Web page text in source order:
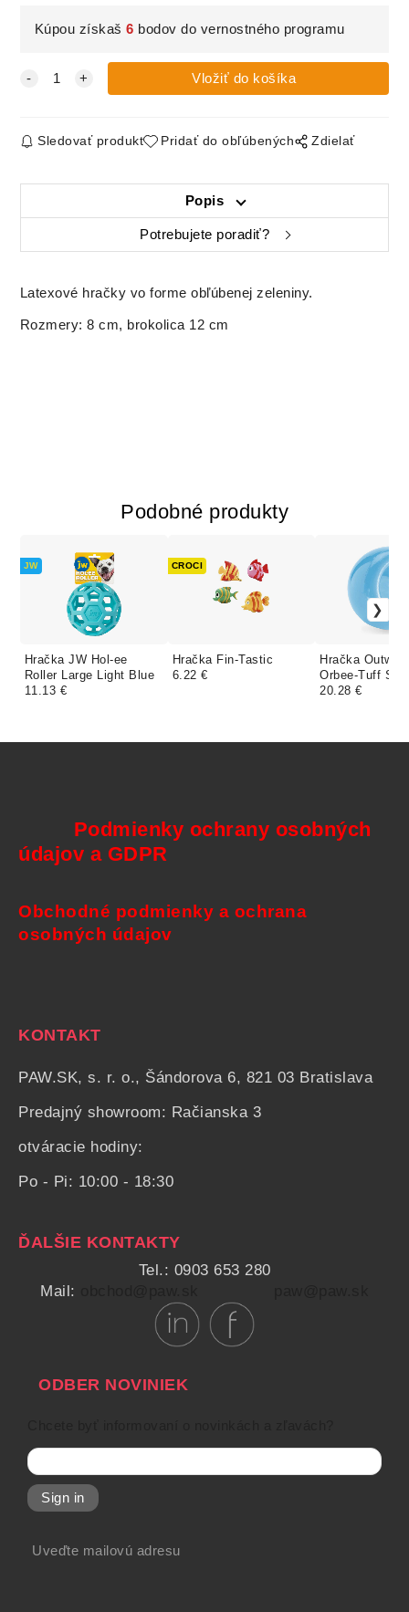
Kúpou získaš6 bodov do vernostného programu
Sledovať produkt Pridať do obľúbených Zdielať
Popis
Potrebujete poradiť?
Latexové hračky vo forme obľúbenej zeleniny.
Rozmery: 8 cm, brokolica 12 cm
Podobné produkty
Hračka JW Hol-ee
Roller Large Light Blue
JW
11.13 €
Hračka Fin-Tastic
CROCI
6.22 €
Hračka
Orbee-Tuff
Blue
20.28 €
Podmienky ochrany osobných
údajov a GDPR
Obchodné podmienky a ochrana
osobných údajov
KONTAKT
PAW.SK, s. r. o., Šándorova 6, 821 03 Bratislava
Predajný showroom: Račianska 3
otváracie hodiny:
Po - Pi: 10:00 - 18:30
ĎALŠIE KONTAKTY
Tel.: 0903 653 280
Mail:
ODBER NOVINIEK
Sign in
Uveďte mailovú adresu